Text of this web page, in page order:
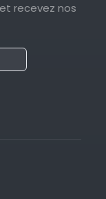
recevez nos